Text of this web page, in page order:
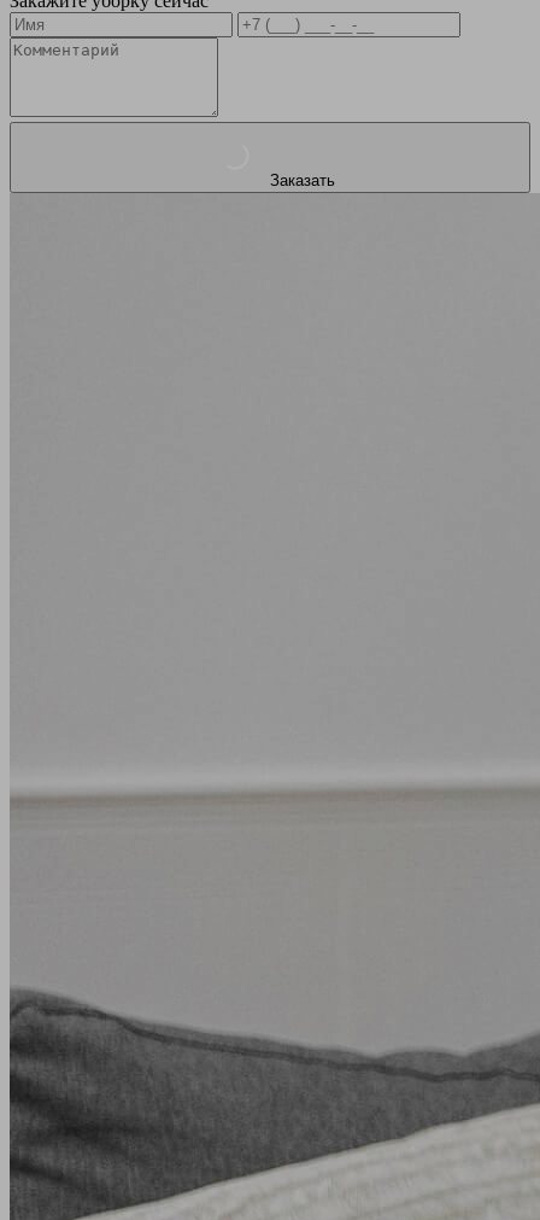
Заказать